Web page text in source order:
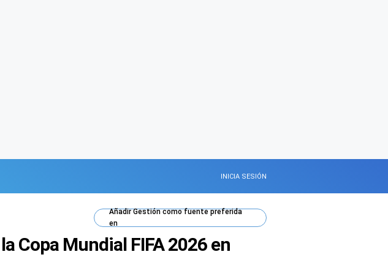
INICIA SESIÓN
AñadirGestióncomo fuente preferida
en
Copa Mundial FIFA 2026 en